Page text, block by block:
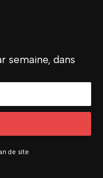
semaine, dans
de site